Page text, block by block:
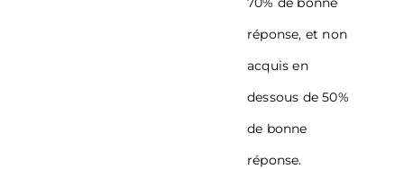
réponse, et non
acquis en
dessous de 50%
de bonne
réponse.